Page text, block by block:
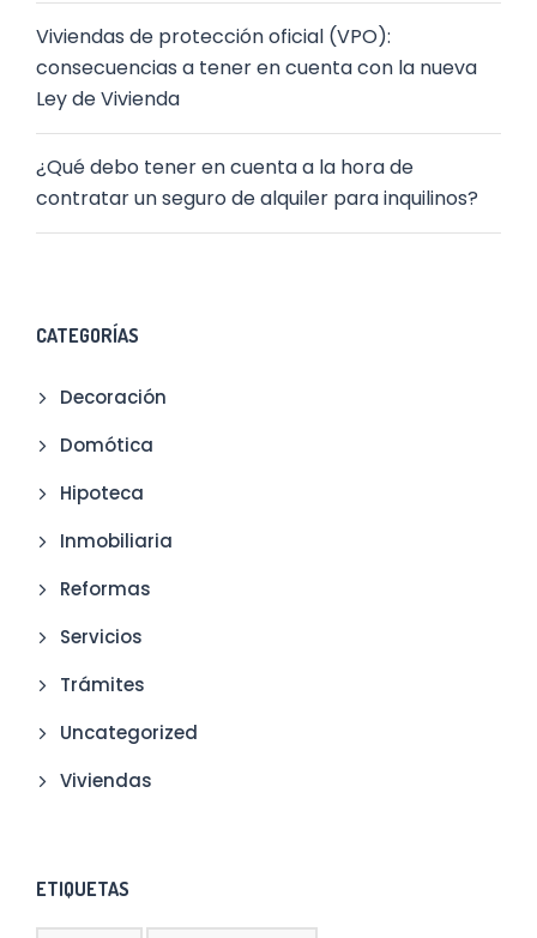
Viviendas de protección oficial (VPO):
consecuencias a tener en cuenta con la nueva
Ley de Vivienda
¿Qué debo tener en cuenta a la hora de
contratar un seguro de alquiler para inquilinos?
CATEGORÍAS
Decoración
Domótica
Hipoteca
Inmobiliaria
Reformas
Servicios
Trámites
Uncategorized
Viviendas
ETIQUETAS